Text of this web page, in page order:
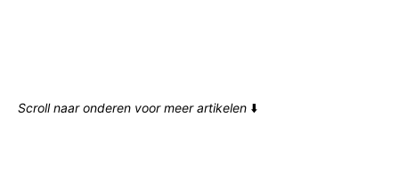
Scroll naar onderen voor meer artikelen ⬇️